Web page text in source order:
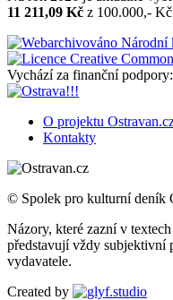
11 211,09 Kč z 100.000,- Kč
Vychází za finanční podpory:
O projektu
Kontakty
© Spolek pro kulturní deník
Názory, které zazní v
představují vždy subjektivní
vydavatele.
Created by